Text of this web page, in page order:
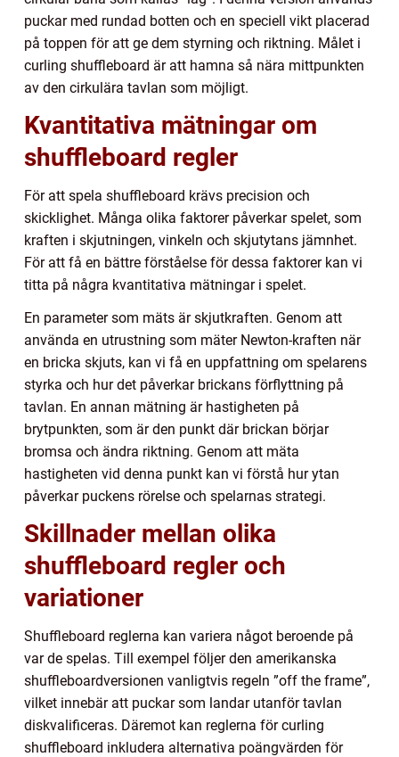
puckar med rundad botten och en speciell vikt placerad
på toppen för att ge dem styrning och riktning. Målet i
curling shuffleboard är att hamna så nära mittpunkten
av den cirkulära tavlan som möjligt.
Kvantitativa mätningar om
shuffleboard regler
För att spela shuffleboard krävs precision och
skicklighet. Många olika faktorer påverkar spelet, som
kraften i skjutningen, vinkeln och skjutytans jämnhet.
För att få en bättre förståelse för dessa faktorer kan vi
titta på några kvantitativa mätningar i spelet.
En parameter som mäts är skjutkraften. Genom att
använda en utrustning som mäter Newton-kraften när
en bricka skjuts, kan vi få en uppfattning om spelarens
styrka och hur det påverkar brickans förflyttning på
tavlan. En annan mätning är hastigheten på
brytpunkten, som är den punkt där brickan börjar
bromsa och ändra riktning. Genom att mäta
hastigheten vid denna punkt kan vi förstå hur ytan
påverkar puckens rörelse och spelarnas strategi.
Skillnader mellan olika
shuffleboard regler och
variationer
Shuffleboard reglerna kan variera något beroende på
var de spelas. Till exempel följer den amerikanska
shuffleboardversionen vanligtvis regeln ”off the frame”,
vilket innebär att puckar som landar utanför tavlan
diskvalificeras. Däremot kan reglerna för curling
shuffleboard inkludera alternativa poängvärden för